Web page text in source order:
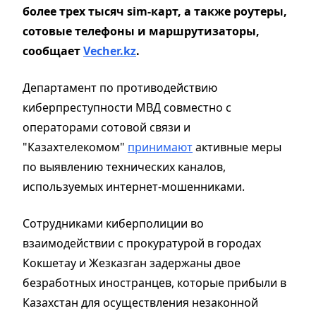
более трех тысяч sim-карт, а также роутеры,
сотовые телефоны и маршрутизаторы,
сообщаетVecher.kz.
Департамент по противодействию
киберпреступности МВД совместно с
операторами сотовой связи и
"Казахтелекомом" принимаютактивные меры
по выявлению технических каналов,
используемых интернет-мошенниками.
Сотрудниками киберполиции во
взаимодействии с прокуратурой в городах
Кокшетау и Жезказган задержаны двое
безработных иностранцев, которые прибыли в
Казахстан для осуществления незаконной